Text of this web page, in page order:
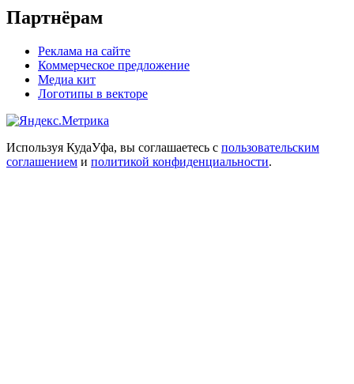
Партнёрам
Реклама на сайте
Коммерческое предложение
Медиа кит
Логотипы в векторе
Используя КудаУфа, вы соглашаетесь с пользовательским
соглашением и политикой конфиденциальности.